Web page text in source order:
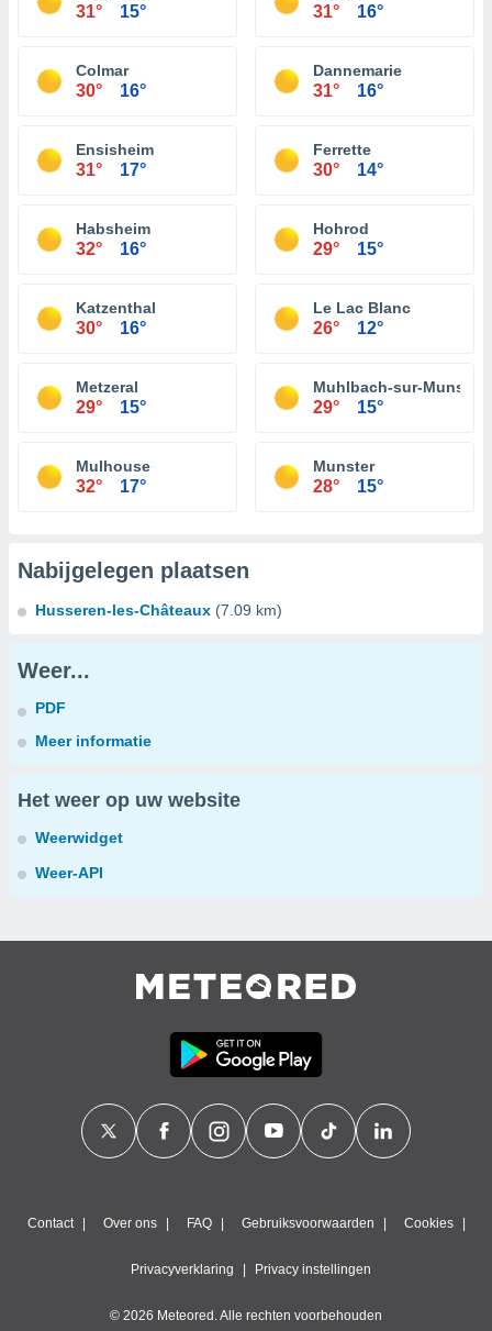
31° 15° 31° 16°
Colmar
30° 16°
Dannemarie
31° 16°
Ensisheim
31° 17°
Ferrette
30° 14°
Habsheim
32° 16°
Hohrod
29° 15°
Katzenthal
30° 16°
Le Lac Blanc
26° 12°
Metzeral
29° 15°
Muhlbach-sur-Munster
29° 15°
Mulhouse
32° 17°
Munster
28° 15°
Nabijgelegen plaatsen
Husseren-les-Châteaux (7.09 km)
Weer...
PDF
Meer informatie
Het weer op uw website
Weerwidget
Weer-API
Contact Over ons FAQ Gebruiksvoorwaarden Cookies
Privacyverklaring Privacy instellingen
© 2026 Meteored. Alle rechten voorbehouden